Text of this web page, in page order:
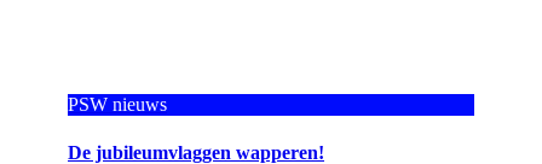
PSW nieuws
De jubileumvlaggen wapperen!